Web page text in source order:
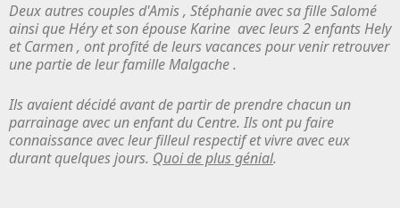
Deux autres couples d'Amis , Stéphanie avec sa fille Salomé
ainsi que Héry et son épouse Karine avec leurs 2 enfants Hely
et Carmen , ont profité de leurs vacances pour venir retrouver
une partie de leur famille Malgache .
Ils avaient décidé avant de partir de prendre chacun un
parrainage avec un enfant du Centre. Ils ont pu faire
connaissance avec leur filleul respectif et vivre avec eux
durant quelques jours. Quoi de plus génial.